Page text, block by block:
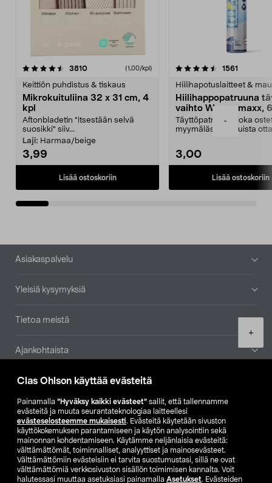
Clas Ohlson käyttää evästeitä
Painamalla ”Hyväksy kaikki evästeet” sallit, että tallennamme
evästeitä ja muuta seurantateknologiaa laitteellesi
evästeselosteemme mukaisesti. Evästeitä käytetään sivuston
käyttökokemuksen parantamiseen ja käytön analysointiin sekä
mainonnan kohdentamiseen. Käytämme neljänlaisia evästeitä:
välttämättömät, toiminnalliset, analyyttiset ja mainosevästeet.
Välttämättömiin evästeisiin ei tarvita suostumustasi, sillä ne ovat
välttämättömiä verkkosivuston sisällön toimimisen kannalta. Voit
halutessasi muuttaa asetuksiasi painamalla Asetukset. Evästeiden
-
+
3810arvostelut (1,00/kpl)
Keittiön puhdistus & tiskaus
Mikrokuituliina 32 x 31 cm, 4
kpl
Aftonbladetin "itsestään selvä
suosikki" siiv...
Laji: Harmaa/beige
3,99
Lisää ostoskoriin
4.5viidestä
1561
Hiilihapotuslaitteet &
Hiilihappopatruuna
vaihto Wassermaxx,
Täyttöpatruuna, joka
myymälästä – muista
3,00
Lisää ostoskoriin
4.5viidestä
Alatunniste
Asiakaspalvelu
Yleisiä kysymyksiä
Tietoa meistä
Ajankohtaista
Muut yrityksemme
Etsi myymälä
SE NO FI
FI SV